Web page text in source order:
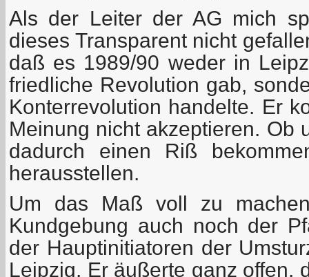
Als der Leiter der AG mich
dieses Transparent nicht
daß es 1989/90 weder in
friedliche Revolution gab,
Konterrevolution handelte. Er
Meinung nicht akzeptieren. Ob
dadurch einen Riß
herausstellen.
Um das Maß voll zu
Kundgebung auch noch der
der Hauptinitiatoren der
Leipzig. Er äußerte ganz offen,